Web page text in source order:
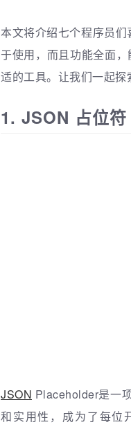
本文将介绍七个程序员
于使用，而且功能全面
适的工具。让我们一起探
1. JSON 占位符
JSON Placeholder是一
和实用性，成为了每位